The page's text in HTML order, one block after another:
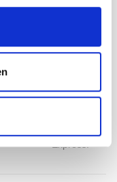
durch
für
Produkte
Garantie des
Express.